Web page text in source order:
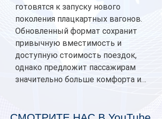
готовятся к запуску нового
поколения плацкартных вагонов.
Обновленный формат сохранит
привычную вместимость и
доступную стоимость поездок,
однако предложит пассажирам
значительно больше комфорта и
планируется начать в 2027 году.